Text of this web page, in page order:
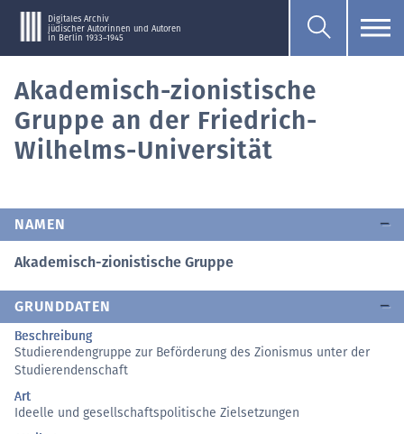
Digitales Archiv
jüdischer Autorinnen und Autoren
in Berlin 1933–1945
Akademisch-zionistische
Gruppe an der Friedrich-
Wilhelms-Universität
NAMEN
Akademisch-zionistische Gruppe
GRUNDDATEN
Beschreibung
Studierendengruppe zur Beförderung des Zionismus unter der
Studierendenschaft
Art
Ideelle und gesellschaftspolitische Zielsetzungen